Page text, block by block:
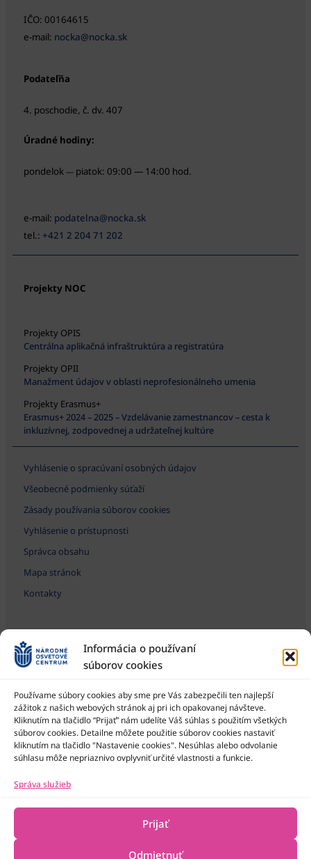
Informácia o používaní
súborov cookies
Používame súbory cookies aby sme pre Vás zabezpečili ten najlepší
zážitok z našich webových stránok aj pri ich opakovanej návšteve.
Kliknutím na tlačidlo “Prijať” nám udelíte Váš súhlas s použitím všetkých
súborov cookies. Detailne môžete použitie súborov cookies nastaviť
kliknutím na tlačidlo "Nastavenie cookies". Nesúhlas alebo odvolanie
súhlasu môže nepriaznivo ovplyvniť určité vlastnosti a funkcie.
Správa služieb
Prijať
Odmietnuť
IČO: 00164615
e-mail: nocka@nocka.sk
Podateľňa
4. poschodie, č. dv. 407
Úradné hodiny:
pondelok — piatok: 09:00 — 14:00 hod.
e-mail: podatelna@nocka.sk
tel.: +421 2 204 71 202
Projekty NOC
Projekty OPIS
Centrálna aplikačná infraštruktúra a registratúra
Projekty OPII
Manažment údajov v oblasti neprofesionálneho umenia
Projekty Erasmus+
Erasmus+ 2024 – 2025 – Vzdelávanie zamestnancov – cesta k
inkluzívnej, zodpovednej a udržateľnej kultúre
Vyhlásenie o spracúvaní osobných údajov
Všeobecné podmienky súťaží
Zásady používania súborov cookies
Vyhlásenie o prístupnosti
Správca obsahu
Mapa stránok
Kontakty
Národné osvetové centrum je štátna príspevková organizácia
Ministerstva kultúry SR